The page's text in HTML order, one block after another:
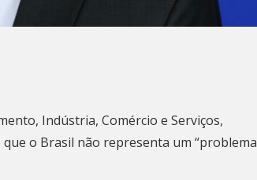
Indústria, Comércio e Serviços,
o Brasil não representa um “problema